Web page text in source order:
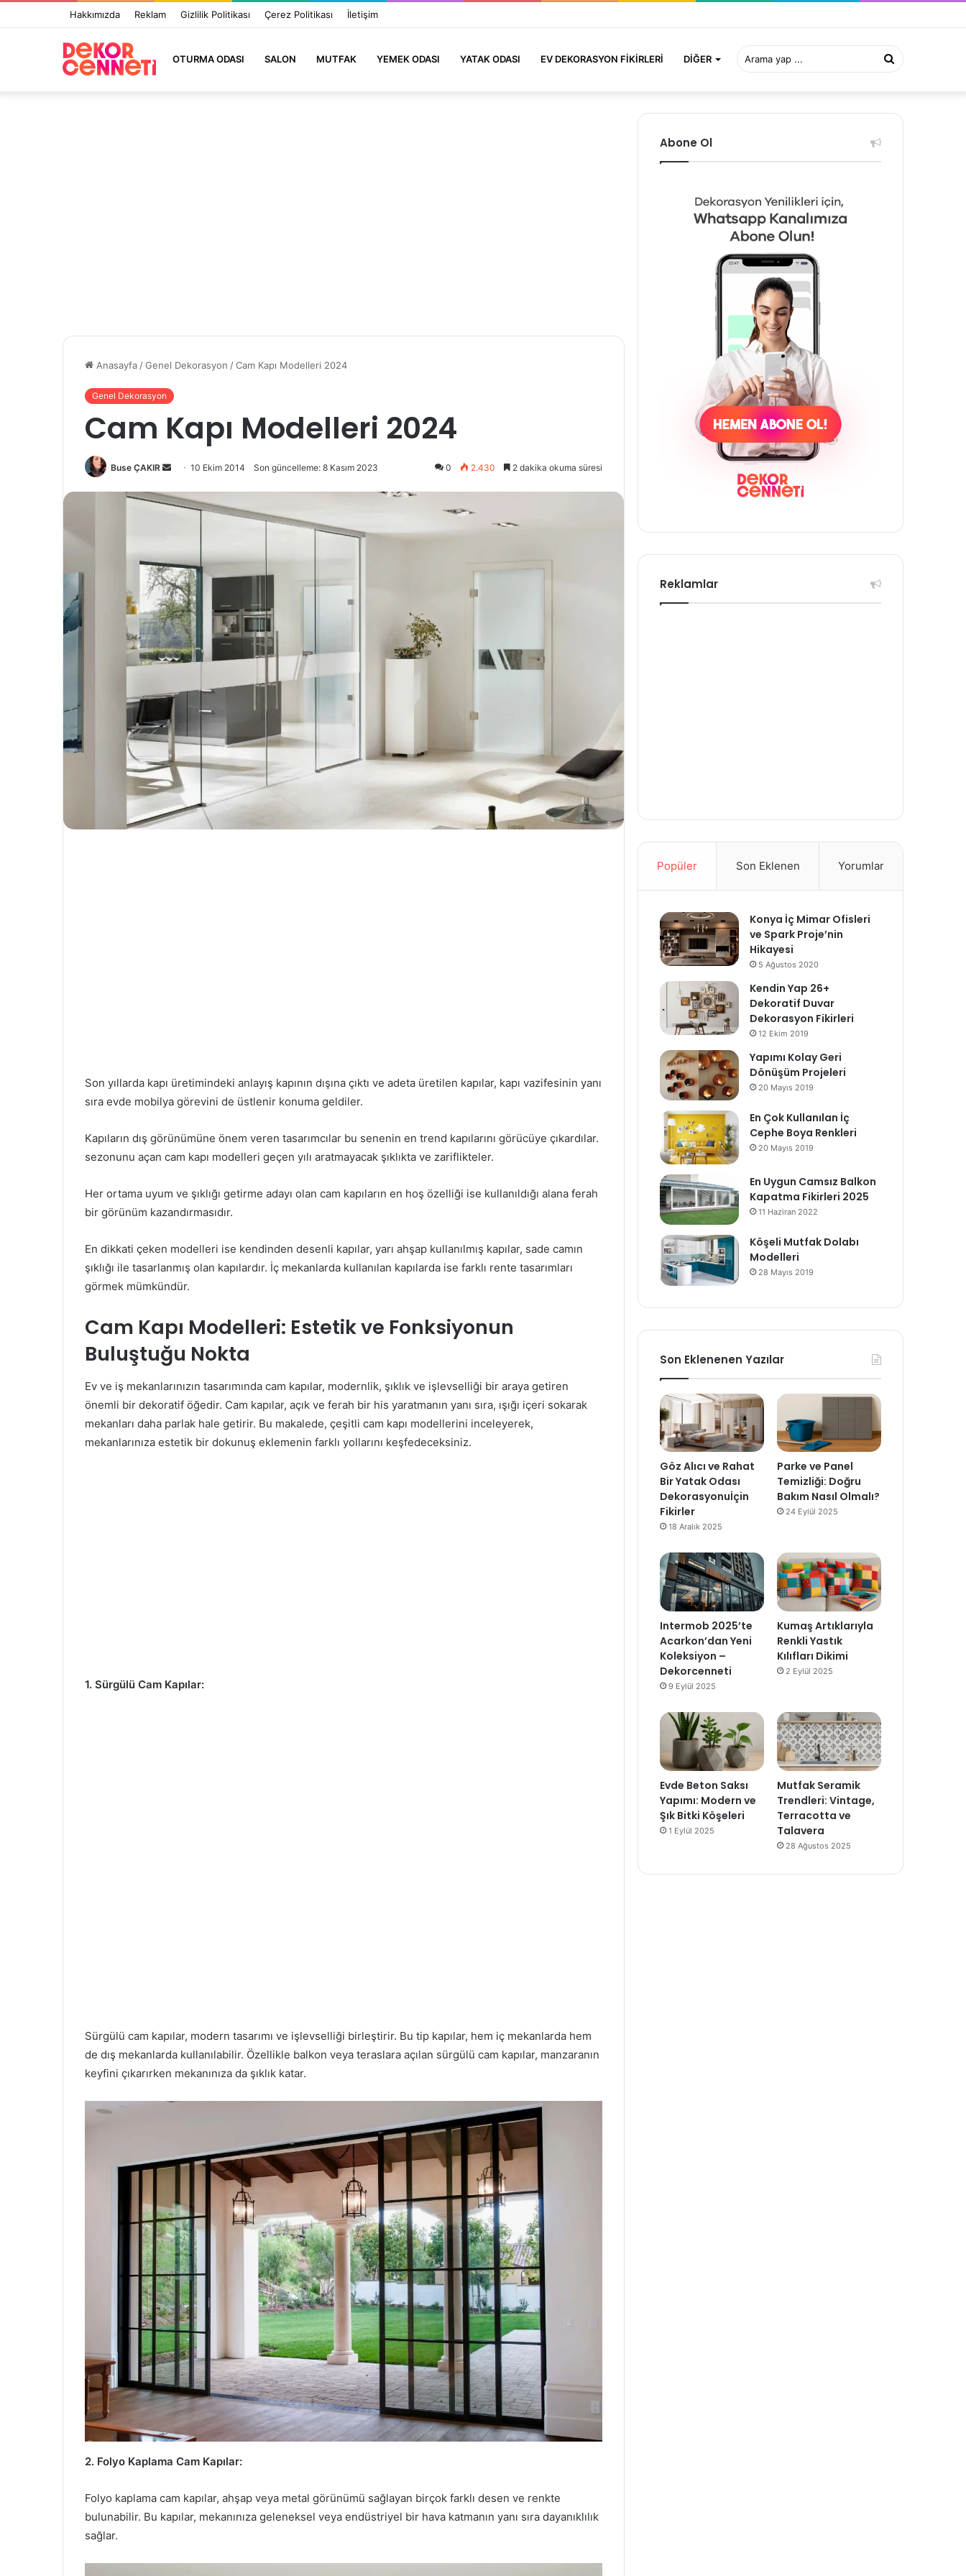
Hakkımızda Reklam Gizlilik Politikası Çerez Politikası İletişim
OTURMA ODASI SALON MUTFAK YEMEK ODASI YATAK ODASI EV DEKORASYON FIKIRLERI DIĞER Arama
yap
Anasayfa /Genel Dekorasyon /Cam Kapı Modelleri 2024
Genel Dekorasyon
Cam Kapı Modelleri 2024
Buse ÇAKIR
Bir
posta
10 Ekim 2014 Son güncelleme: 8 Kasım 2023 0 2.430 2 dakika okuma süresi
Son yıllarda kapı üretimindeki anlayış kapının dışına çıktı ve adeta üretilen kapılar, kapı vazifesinin yanı
sıra evde mobilya görevini de üstlenir konuma geldiler.
Kapıların dış görünümüne önem veren tasarımcılar bu senenin en trend kapılarını görücüye çıkardılar.
sezonunu açan cam kapı modelleri geçen yılı aratmayacak şıklıkta ve zariflikteler.
Her ortama uyum ve şıklığı getirme adayı olan cam kapıların en hoş özelliği ise kullanıldığı alana ferah
bir görünüm kazandırmasıdır.
En dikkati çeken modelleri ise kendinden desenli kapılar, yarı ahşap kullanılmış kapılar, sade camın
şıklığı ile tasarlanmış olan kapılardır. İç mekanlarda kullanılan kapılarda ise farklı rente tasarımları
görmek mümkündür.
Cam Kapı Modelleri: Estetik ve Fonksiyonun
Buluştuğu Nokta
Ev ve iş mekanlarınızın tasarımında cam kapılar, modernlik, şıklık ve işlevselliği bir araya getiren
önemli bir dekoratif öğedir. Cam kapılar, açık ve ferah bir his yaratmanın yanı sıra, ışığı içeri sokarak
mekanları daha parlak hale getirir. Bu makalede, çeşitli cam kapı modellerini inceleyerek,
mekanlarınıza estetik bir dokunuş eklemenin farklı yollarını keşfedeceksiniz.
1. Sürgülü Cam Kapılar:
Sürgülü cam kapılar, modern tasarımı ve işlevselliği birleştirir. Bu tip kapılar, hem iç mekanlarda hem
de dış mekanlarda kullanılabilir. Özellikle balkon veya teraslara açılan sürgülü cam kapılar, manzaranın
keyfini çıkarırken mekanınıza da şıklık katar.
2. Folyo Kaplama Cam Kapılar:
Folyo kaplama cam kapılar, ahşap veya metal görünümü sağlayan birçok farklı desen ve renkte
bulunabilir. Bu kapılar, mekanınıza geleneksel veya endüstriyel bir hava katmanın yanı sıra dayanıklılık
sağlar.
Abone Ol
Reklamlar
Popüler Son Eklenen Yorumlar
Konya İç Mimar Ofisleri
ve Spark Proje’nin
Hikayesi
5 Ağustos 2020
Kendin Yap 26+
Dekoratif Duvar
Dekorasyon Fikirleri
12 Ekim 2019
Yapımı Kolay Geri
Dönüşüm Projeleri
20 Mayıs 2019
En Çok Kullanılan İç
Cephe Boya Renkleri
20 Mayıs 2019
En Uygun Camsız Balkon
Kapatma Fikirleri 2025
11 Haziran 2022
Köşeli Mutfak Dolabı
Modelleri
28 Mayıs 2019
Son Eklenenen Yazılar
Göz Alıcı ve Rahat
Bir Yatak Odası
Dekorasyonuİçin
Fikirler
18 Aralık 2025
Parke ve Panel
Temizliği: Doğru
Bakım Nasıl Olmalı?
24 Eylül 2025
Intermob 2025’te
Acarkon’dan Yeni
Koleksiyon –
Dekorcenneti
9 Eylül 2025
Kumaş Artıklarıyla
Renkli Yastık
Kılıfları Dikimi
2 Eylül 2025
Evde Beton Saksı
Yapımı: Modern ve
Şık Bitki Köşeleri
1 Eylül 2025
Mutfak Seramik
Trendleri: Vintage,
Terracotta ve
Talavera
28 Ağustos 2025